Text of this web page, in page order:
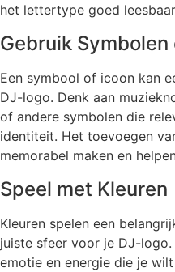
het lettertype goed
Gebruik Symbolen
Een symbool of icoon kan
DJ-logo. Denk aan
of andere symbolen die
identiteit. Het toevoegen
memorabel maken en
Speel met Kleuren
Kleuren spelen een
juiste sfeer voor je DJ-
emotie en energie die je